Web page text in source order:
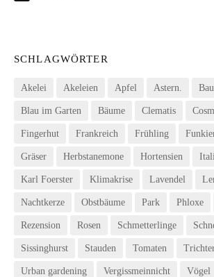
SCHLAGWÖRTER
Akelei Akeleien Apfel Astern.
Blau im Garten Bäume Clematis
Fingerhut Frankreich Frühling
Gräser Herbstanemone Hortensien
Karl Foerster Klimakrise Lavendel
Nachtkerze Obstbäume Park Phloxe
Rezension Rosen Schmetterlinge
Sissinghurst Stauden Tomaten
Urban gardening Vergissmeinnicht Vögel